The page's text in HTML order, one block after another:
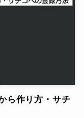
ら作り方・サチ